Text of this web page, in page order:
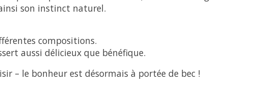
son instinct naturel.
compositions.
aussi délicieux que bénéfique.
– le bonheur est désormais à portée de bec !